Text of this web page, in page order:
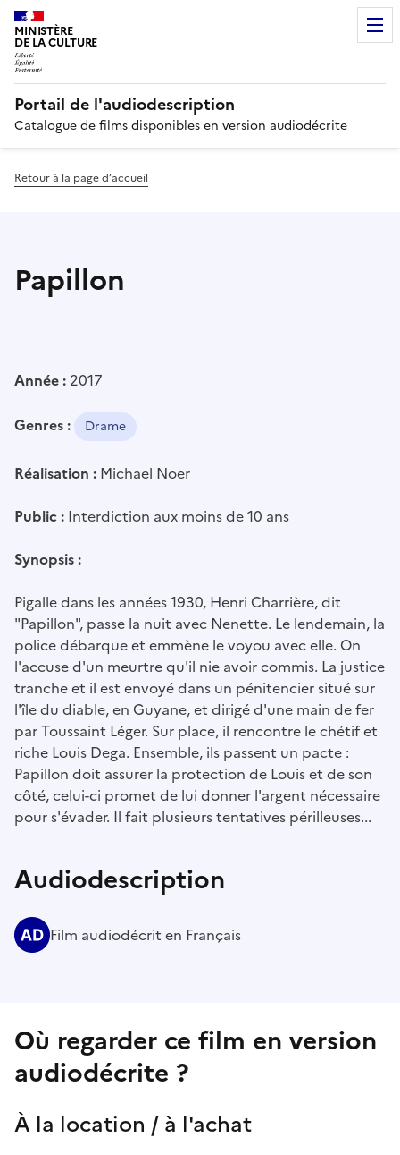
MINISTÈRE
DE LA CULTURE
Portail de l'audiodescription
Catalogue de films disponibles en version audiodécrite
Retour à la page d’accueil
Papillon
Année : 2017
Genres : Drame
Réalisation : Michael Noer
Public : Interdiction aux moins de 10 ans
Synopsis :
Pigalle dans les années 1930, Henri Charrière, dit
"Papillon", passe la nuit avec Nenette. Le lendemain, la
police débarque et emmène le voyou avec elle. On
l'accuse d'un meurtre qu'il nie avoir commis. La justice
tranche et il est envoyé dans un pénitencier situé sur
l'île du diable, en Guyane, et dirigé d'une main de fer
par Toussaint Léger. Sur place, il rencontre le chétif et
riche Louis Dega. Ensemble, ils passent un pacte :
Papillon doit assurer la protection de Louis et de son
côté, celui-ci promet de lui donner l'argent nécessaire
pour s'évader. Il fait plusieurs tentatives périlleuses...
Audiodescription
Film audiodécrit en Français
Où regarder ce film en version
audiodécrite ?
À la location / à l'achat